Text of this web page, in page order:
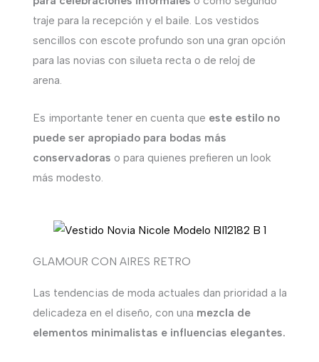
traje para la recepción y el baile. Los vestidos
sencillos con escote profundo son una gran opción
para las novias con silueta recta o de reloj de
arena.
Es importante tener en cuenta que este estilo no
puede ser apropiado para bodas más
conservadoras o para quienes prefieren un look
más modesto.
GLAMOUR CON AIRES RETRO
Las tendencias de moda actuales dan prioridad a la
delicadeza en el diseño, con una mezcla de
elementos minimalistas e influencias elegantes.